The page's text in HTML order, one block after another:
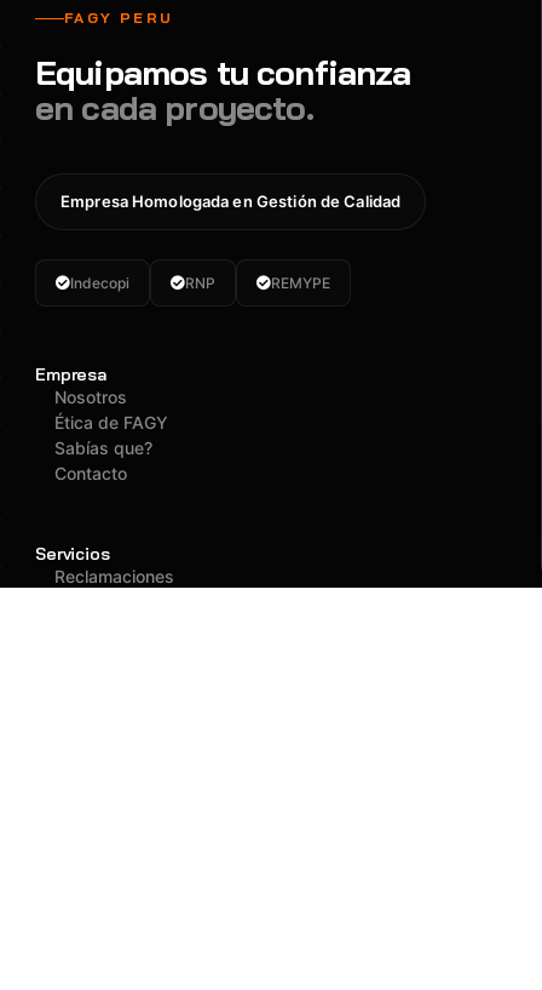
FAGY PERU
Equipamos tu confianza
en cada proyecto.
Empresa Homologada en Gestión de Calidad
Indecopi RNP REMYPE
Empresa
Nosotros
Ética de FAGY
Sabías que?
Contacto
Servicios
Reclamaciones